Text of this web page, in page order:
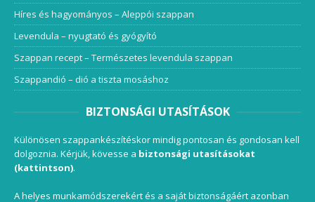
Híres és hagyományos – Aleppói szappan
Levendula – nyugtató és gyógyító
Szappan recept – Természetes levendula szappan
Szappandió – dió a tiszta mosáshoz
BIZTONSÁGI UTASÍTÁSOK
Különösen szappankészítéskor mindig pontosan és gondosan kell
dolgoznia. Kérjük, kövesse a biztonsági utasításokat
(kattintson).
A helyes munkamódszerekért és a saját biztonságáért azonban